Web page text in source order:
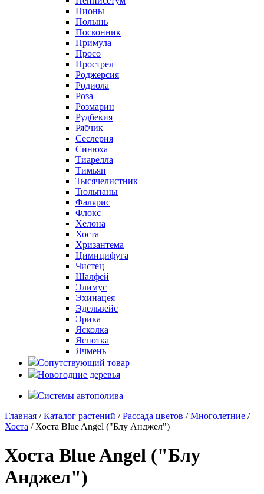
Пионы
Полынь
Посконник
Примула
Просо
Прострел
Роджерсия
Родиола
Роза
Розмарин
Рудбекия
Рябчик
Сеслерия
Синюха
Тиарелла
Тимьян
Тысячелистник
Тюльпаны
Фалярис
Флокс
Хелона
Хоста
Хризантема
Цимицифуга
Чистец
Шалфей
Элимус
Эхинацея
Эдельвейс
Эрика
Ясколка
Яснотка
Ячмень
Сопутствующий товар
Новогодние деревья
Системы автополива
Главная /Каталог растений /Рассада цветов /Многолетние /
Хоста / Хоста Blue Angel ("Блу Анджел")
Хоста Blue Angel ("Блу
Анджел")